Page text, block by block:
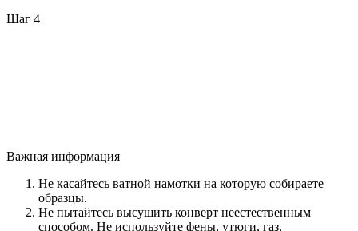
Шаг 4
Важная информация
Не касайтесь ватной намотки на которую собираете
образцы.
Не пытайтесь высушить конверт неестественным
способом. Не используйте фены, утюги, газ,